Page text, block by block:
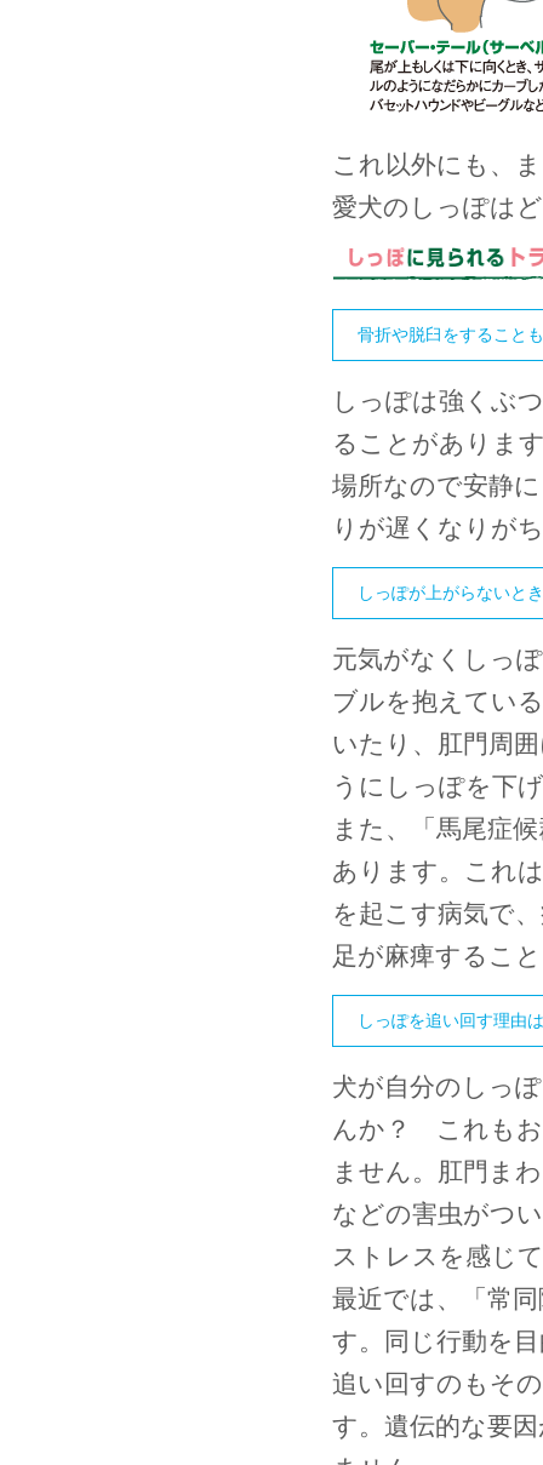
これ以外にも、
愛犬のしっぽは
骨折や脱臼をすることも
しっぽは強くぶ
ることがありま
場所なので安静
りが遅くなりが
しっぽが上がらないと
元気がなくしっ
ブルを抱えてい
いたり、肛門周
うにしっぽを下
また、「馬尾症
あります。これ
を起こす病気で
足が麻痺するこ
しっぽを追い回す理由
犬が自分のしっ
んか？ これもお
ません。肛門ま
などの害虫がつ
ストレスを感じ
最近では、「常
す。同じ行動を
追い回すのもそ
す。遺伝的な要